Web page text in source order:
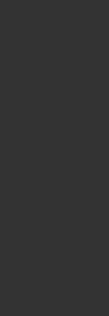
ウターウェア
ップ